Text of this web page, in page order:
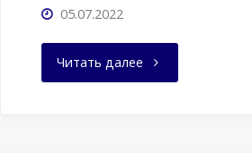
05.07.2022
Читать далее"Приказ